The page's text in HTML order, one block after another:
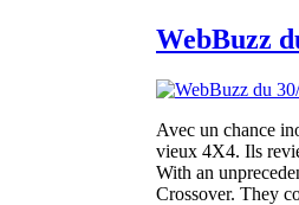
WebBuzz
Avec un chance
vieux 4X4. Ils
With an
Crossover. They